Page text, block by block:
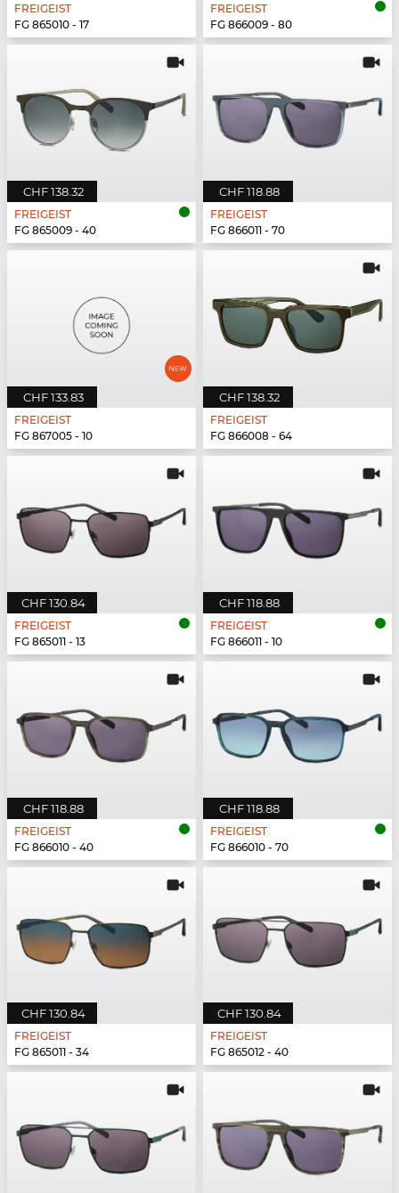
FREIGEIST
FG 865010 - 17
FREIGEIST
FG 866009 - 80
CHF 138.32
FREIGEIST
FG 865009 - 40
CHF 118.88
FREIGEIST
FG 866011 - 70
CHF 133.83
FREIGEIST
FG 867005 - 10
CHF 138.32
FREIGEIST
FG 866008 - 64
CHF 130.84
FREIGEIST
FG 865011 - 13
CHF 118.88
FREIGEIST
FG 866011 - 10
CHF 118.88
FREIGEIST
FG 866010 - 40
CHF 118.88
FREIGEIST
FG 866010 - 70
CHF 130.84
FREIGEIST
FG 865011 - 34
CHF 130.84
FREIGEIST
FG 865012 - 40